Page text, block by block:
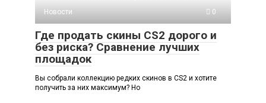
Новости
0
Где продать скины CS2 дорого и
без риска? Сравнение лучших
площадок
Вы собрали коллекцию редких скинов в CS2 и хотите
получить за них максимум? Но